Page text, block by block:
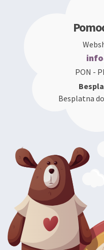
PON -
Besplatna